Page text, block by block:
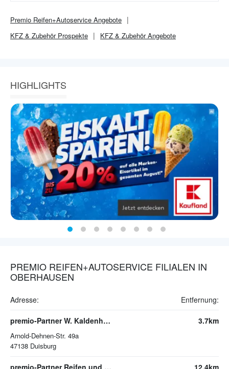
Premio Reifen+Autoservice Angebote
KFZ & ZubehörProspekte KFZ & ZubehörAngebote
HIGHLIGHTS
PREMIO REIFEN+AUTOSERVICE FILIALEN IN
OBERHAUSEN
Adresse: Entfernung:
premio-Partner W. Kaldenhoven
Arnold-Dehnen-Str. 49a
47138 Duisburg
3.7km